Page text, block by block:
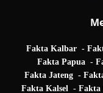
Fakta Kalbar
Fakta Papua
Fakta Jateng
Fakta Kalsel
Fakta